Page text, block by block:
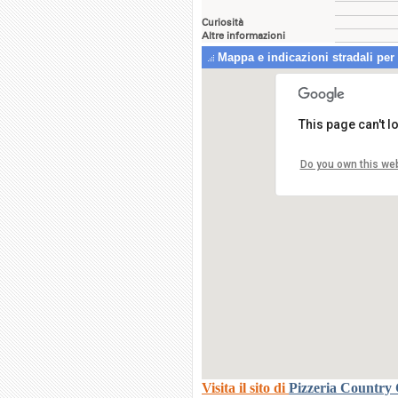
Curiosità
Altre informazioni
Mappa e indicazioni stradali
This page can't
Do you own this
Visita il sito di Pizzeria Country